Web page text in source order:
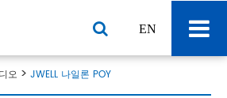
EN
오 JWELL 나일론 POY